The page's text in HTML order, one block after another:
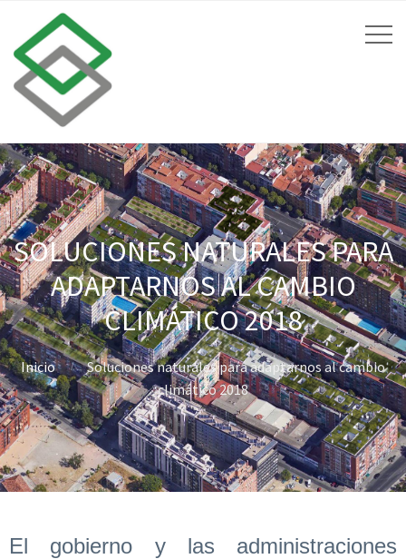
SOLUCIONES NATURALES PARA
ADAPTARNOS AL CAMBIO
CLIMÁTICO 2018
Inicio
Soluciones naturales para adaptarnos al cambio
climático 2018
El gobierno y las administraciones